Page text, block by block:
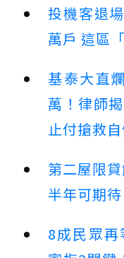
投機客退
萬戶 這區
基泰大直
萬！律師
止付搶救
第二屋限
半年可期待
8成民眾